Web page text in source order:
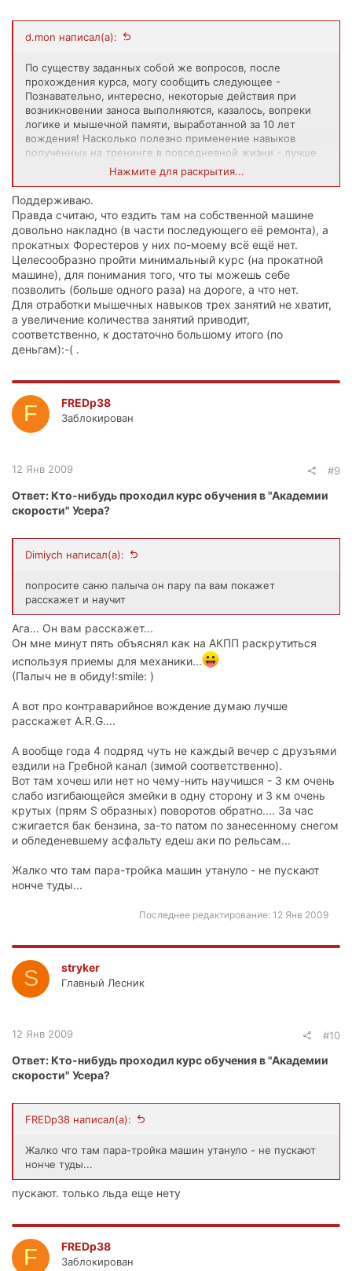
d.mon написал(а):
По существу заданных собой же вопросов, после
прохождения курса, могу сообщить следующее -
Познавательно, интересно, некоторые действия при
возникновении заноса выполняются, казалось, вопреки
логике и мышечной памяти, выработанной за 10 лет
вождения! Насколько полезно применение навыков
полученных на тренинге в повседневной жизни - лучше
водить так, чтобы НЕ ВОЗНИКАЛО(т.е. умышленно не
провоцировать) таких ситуаций, когда эти навыки будут
применить, надо постоянно оттачивать эти приемы на
полигоне! P.S.: на мой взгляд, стоимость курса, при
прохождении на своем а\м завышена....хотя я могу не
знать всех аспектов из чего эта стоимость складывается!
Нажмите для раскрытия...
Поддерживаю.
Правда считаю, что ездить там на собственной машине
довольно накладно (в части последующего её ремонта), а
прокатных Форестеров у них по-моему всё ещё нет.
Целесообразно пройти минимальный курс (на прокатной
машине), для понимания того, что ты можешь себе
позволить (больше одного раза) на дороге, а что нет.
Для отработки мышечных навыков трех занятий не хватит,
а увеличение количества занятий приводит,
соответственно, к достаточно большому итого (по
деньгам):-( .
F FREDp38
Заблокирован
12 Янв 2009 #9
Ответ: Кто-нибудь проходил курс обучения в "Академии
скорости" Усера?
Dimiych написал(а):
попросите саню палыча он пару па вам покажет
расскажет и научит
Ага... Он вам расскажет...
Он мне минут пять объяснял как на АКПП раскрутиться
используя приемы для механики...
(Палыч не в обиду!:smile: )
А вот про контраварийное вождение думаю лучше
расскажет A.R.G....
А вообще года 4 подряд чуть не каждый вечер с друзъями
ездили на Гребной канал (зимой соответственно).
Вот там хочеш или нет но чему-нить научишся - 3 км очень
слабо изгибающейся змейки в одну сторону и 3 км очень
крутых (прям S образных) поворотов обратно.... За час
сжигается бак бензина, за-то патом по занесенному снегом
и обледеневшему асфальту едеш аки по рельсам...
Жалко что там пара-тройка машин утануло - не пускают
нонче туды...
Последнее редактирование: 12 Янв 2009
S stryker
Главный Лесник
12 Янв 2009 #10
Ответ: Кто-нибудь проходил курс обучения в "Академии
скорости" Усера?
FREDp38 написал(а):
Жалко что там пара-тройка машин утануло - не пускают
нонче туды...
пускают. только льда еще нету
F FREDp38
Заблокирован